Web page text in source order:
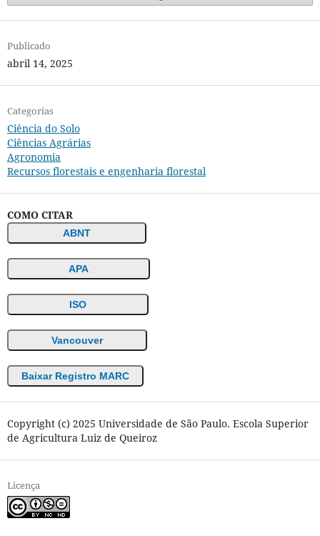
Publicado
abril 14, 2025
Categorias
Ciência do Solo
Ciências Agrárias
Agronomia
Recursos florestais e engenharia florestal
COMO CITAR
ABNT
APA
ISO
Vancouver
Baixar Registro MARC
Copyright (c) 2025 Universidade de São Paulo. Escola Superior
de Agricultura Luiz de Queiroz
Licença